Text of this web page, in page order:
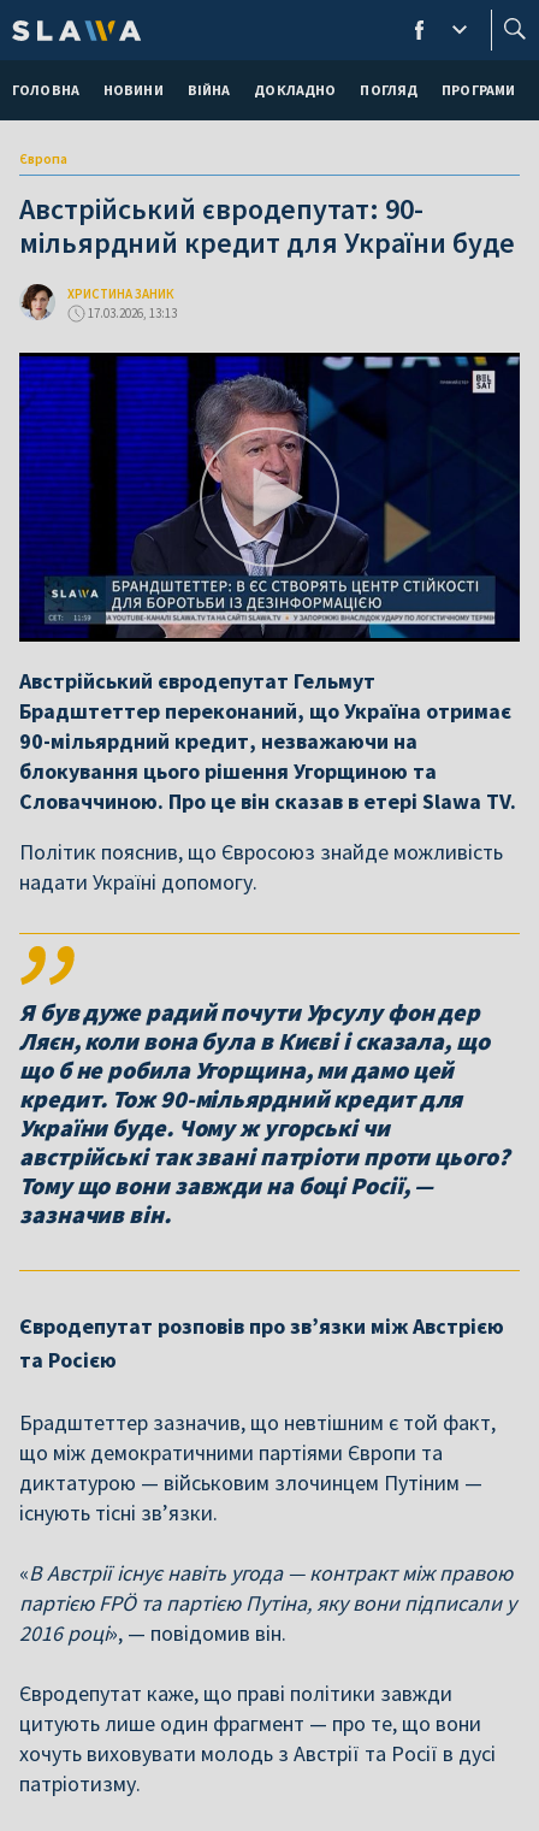
ГОЛОВНА НОВИНИ ВІЙНА ДОКЛАДНО ПОГЛЯД ПРОГРАМИ
Європа
Австрійський євродепутат: 90-
мільярдний кредит для України буде
ХРИСТИНА ЗАНИК
17.03.2026, 13:13
Австрійський євродепутат Гельмут
Брадштеттер переконаний, що Україна отримає
90-мільярдний кредит, незважаючи на
блокування цього рішення Угорщиною та
Словаччиною. Про це він сказав в етері Slawa TV.
Політик пояснив, що Євросоюз знайде можливість
надати Україні допомогу.
Я був дуже радий почути Урсулу фон дер
Ляєн, коли вона була в Києві і сказала, що
що б не робила Угорщина, ми дамо цей
кредит. Тож 90-мільярдний кредит для
України буде. Чому ж угорські чи
австрійські так звані патріоти проти цього?
Тому що вони завжди на боці Росії, —
зазначив він.
Євродепутат розповів про зв’язки між Австрією
та Росією
Брадштеттер зазначив, що невтішним є той факт,
що між демократичними партіями Європи та
диктатурою — військовим злочинцем Путіним —
існують тісні зв’язки.
«В Австрії існує навіть угода — контракт між правою
партією FPÖ та партією Путіна, яку вони підписали у
2016 році», — повідомив він.
Євродепутат каже, що праві політики завжди
цитують лише один фрагмент — про те, що вони
хочуть виховувати молодь з Австрії та Росії в дусі
патріотизму.